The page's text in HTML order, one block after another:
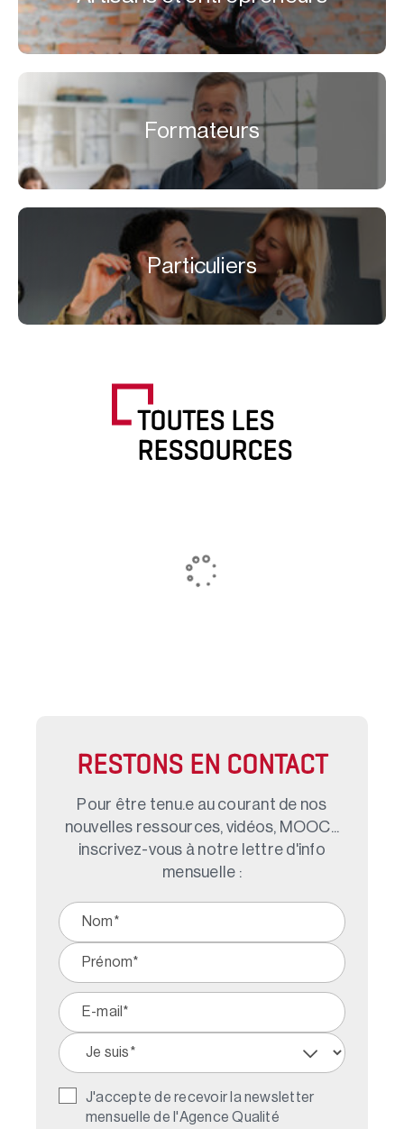
Formateurs
Particuliers
TOUTES LES
RESSOURCES
RESTONS EN CONTACT
Pour être tenu.e au courant de nos
nouvelles ressources, vidéos, MOOC...
inscrivez-vous à notre lettre d'info
mensuelle :
J'accepte de recevoir la newsletter
mensuelle de l'Agence Qualité